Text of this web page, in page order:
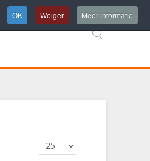
Toon #
OK Weiger Meer informatie